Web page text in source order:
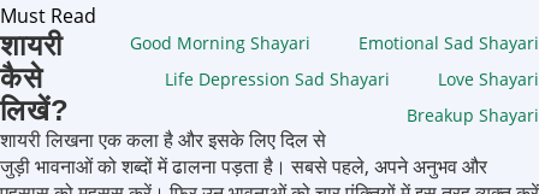
Must Read
Emotional Sad Shayari
Good Morning Shayari
Love Shayari
Life Depression Sad Shayari
Breakup Shayari
शायरी
कैसे
लिखें?
शायरी लिखना एक कला है और इसके लिए दिल से
जुड़ी भावनाओं को शब्दों में ढालना पड़ता है। सबसे पहले, अपने अनुभव और